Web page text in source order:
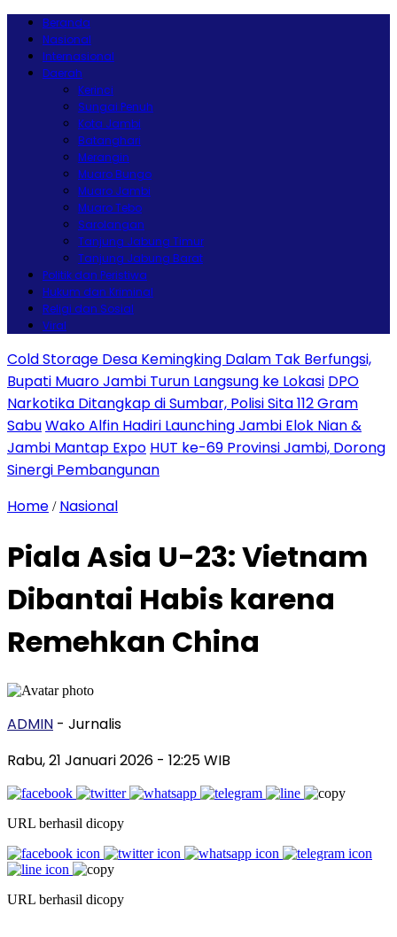
Beranda
Nasional
Internasional
Daerah
Kerinci
Sungai Penuh
Kota Jambi
Batanghari
Merangin
Muaro Bungo
Muaro Jambi
Muaro Tebo
Sarolangan
Tanjung Jabung Timur
Tanjung Jabung Barat
Politik dan Peristiwa
Hukum dan Kriminal
Religi dan Sosial
Viral
Cold Storage Desa Kemingking Dalam Tak Berfungsi,
Bupati Muaro Jambi Turun Langsung ke Lokasi DPO
Narkotika Ditangkap di Sumbar, Polisi Sita 112 Gram
SabuWako Alfin Hadiri Launching Jambi Elok Nian &
Jambi Mantap Expo HUT ke-69 Provinsi Jambi, Dorong
Sinergi Pembangunan
Home / Nasional
Piala Asia U-23: Vietnam
Dibantai Habis karena
Remehkan China
ADMIN - Jurnalis
Rabu, 21 Januari 2026 - 12:25 WIB
URL berhasil dicopy
URL berhasil dicopy